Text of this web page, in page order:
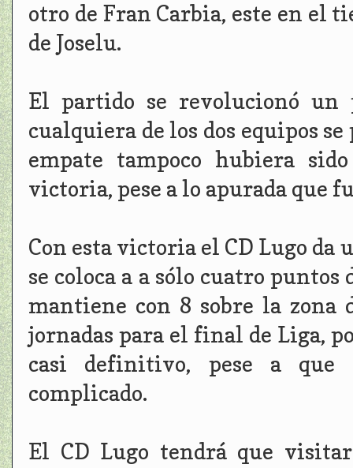
otro de Fran Carbia, este en el
de Joselu.
El partido se revolucionó
cualquiera de los dos equipos
empate tampoco hubiera
victoria, pese a lo apurada que
Con esta victoria el CD Lugo da
se coloca a a sólo cuatro puntos
mantiene con 8 sobre la zona
jornadas para el final de Liga,
casi definitivo, pese a que
complicado.
El CD Lugo tendrá que